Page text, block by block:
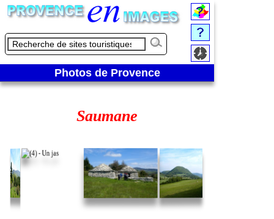
Photos de Provence
Saumane